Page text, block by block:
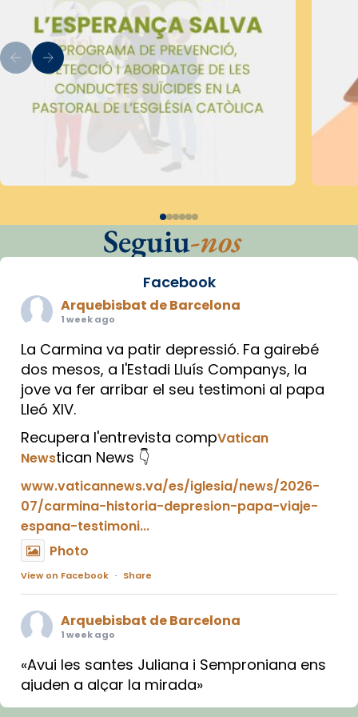
Seguiu-nos
Facebook
Arquebisbat de Barcelona
1 week ago
La Carmina va patir depressió. Fa gairebé
dos mesos, a l'Estadi Lluís Companys, la
jove va fer arribar el seu testimoni al papa
Lleó XIV.
Recupera l'entrevista compVatican
Newstican News 👇
www.vaticannews.va/es/iglesia/news/2026-
07/carmina-historia-depresion-papa-viaje-
espana-testimoni...
Photo
View on Facebook · Share
Arquebisbat de Barcelona
1 week ago
«Avui les santes Juliana i Semproniana ens
ajuden a alçar la mirada»
Mons. Sergi Gordo, bisbe de Tortosa, ha